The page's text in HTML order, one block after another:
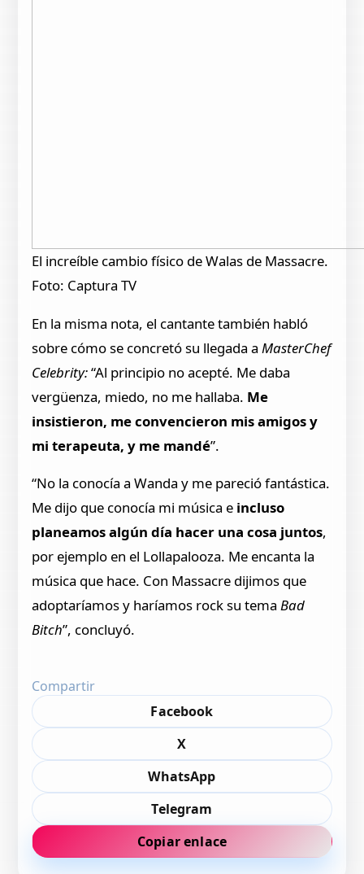
El increíble cambio físico de Walas de Massacre.
Foto: Captura TV
En la misma nota, el cantante también habló
sobre cómo se concretó su llegada a MasterChef
Celebrity:“Al principio no acepté. Me daba
vergüenza, miedo, no me hallaba. Me
insistieron, me convencieron mis amigos y
mi terapeuta, y me mandé”.
“No la conocía a Wanda y me pareció fantástica.
Me dijo que conocía mi música e incluso
planeamos algún día hacer una cosa juntos,
por ejemplo en el Lollapalooza. Me encanta la
música que hace. Con Massacre dijimos que
adoptaríamos y haríamos rock su tema Bad
Bitch”, concluyó.
Compartir
Facebook
X
WhatsApp
Telegram
Copiar enlace